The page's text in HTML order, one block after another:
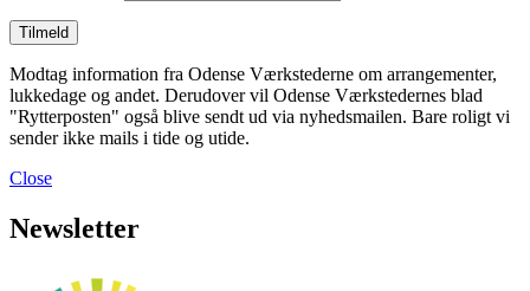
Modtag information fra Odense Værkstederne om arrangementer,
lukkedage og andet. Derudover vil Odense Værkstedernes blad
"Rytterposten" også blive sendt ud via nyhedsmailen. Bare roligt vi
sender ikke mails i tide og utide.
Close
Newsletter